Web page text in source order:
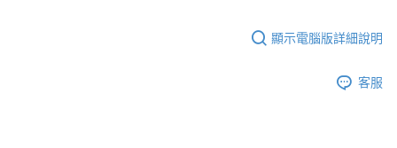
顯示電腦版詳細說明
客服